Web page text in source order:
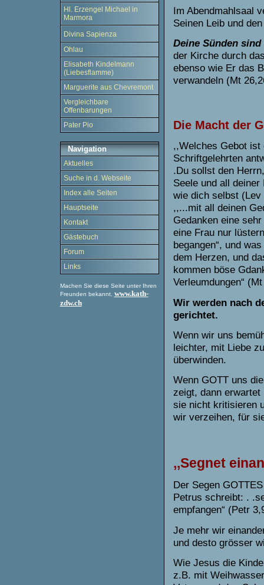
Hl. Erzengel Michael in
Marmora
Divina Sapienza
Ohlau
Elisabeth Kindelmann
(Liebesflamme)
Marguerite aus Chevremont
Vergleichbare
Offenbarungen
Pater Pio
Navigation
Aktuelles
Suche in d. Webseite
Index alle Seiten
Hauptseite
Kontakt
Gästebuch
Forum
Links
Machen Sie diese Seite unter Ihren
Freunden bekannt. www.kath-
zdw.ch
Im Abendmahlsaal
Seinen Leib und
Deine Sünden
der Kirche durch
ebenso wie Er das
verwandeln (Mt
Die Macht der
,,Welches Gebot ist
Schriftgelehrten
.Du sollst den
Seele und all
wie dich selbst
,,...mit all deinen
Gedanken eine
eine Frau nur
begangen“, und
dem Herzen, und
kommen böse
Verleumdungen“
Wir werden nach
gerichtet.
Wenn wir uns
leichter, mit Liebe
überwinden.
Wenn GOTT uns
zeigt, dann
sie nicht kritisieren
wir verzeihen, für
,,Segnet
Der Segen
Petrus schreibt: .
empfangen“ (Petr
Je mehr wir
und desto grösser
Wie Jesus die
z.B. mit